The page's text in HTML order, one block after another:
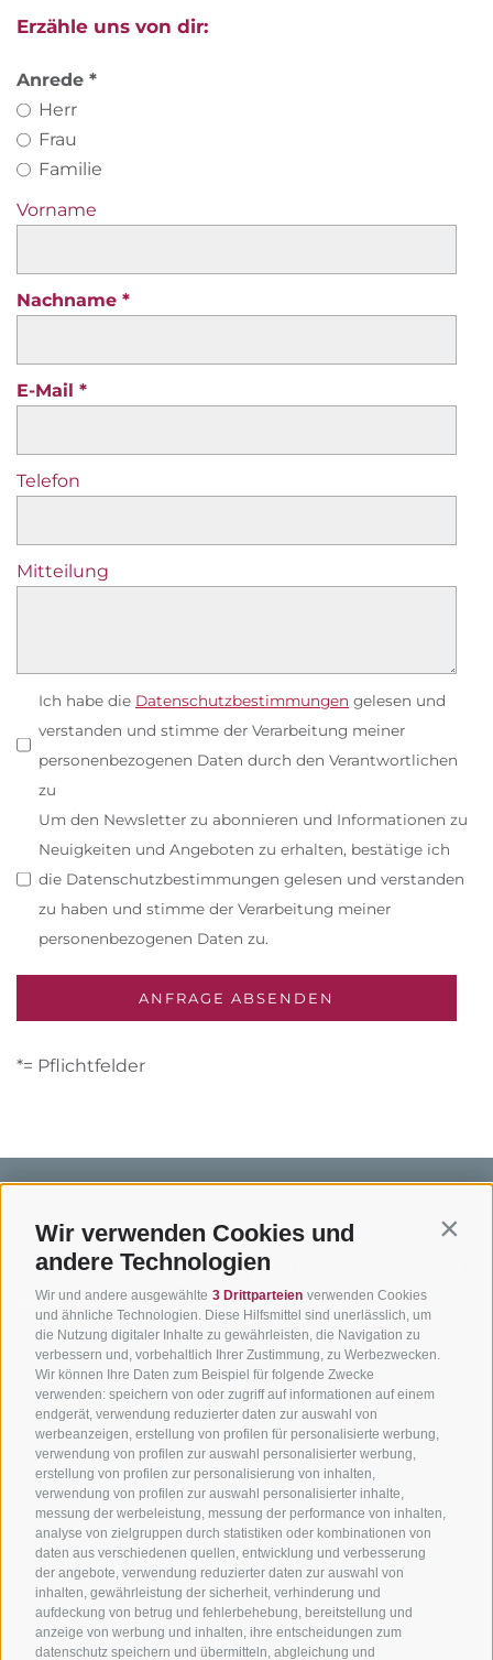
Wir verwenden Cookies und
andere Technologien
Wir und andere ausgewählte 3 Drittparteien verwenden Cookies
und ähnliche Technologien. Diese Hilfsmittel sind unerlässlich, um
die Nutzung digitaler Inhalte zu gewährleisten, die Navigation zu
verbessern und, vorbehaltlich Ihrer Zustimmung, zu Werbezwecken.
Wir können Ihre Daten zum Beispiel für folgende Zwecke
verwenden: speichern von oder zugriff auf informationen auf einem
endgerät, verwendung reduzierter daten zur auswahl von
werbeanzeigen, erstellung von profilen für personalisierte werbung,
verwendung von profilen zur auswahl personalisierter werbung,
erstellung von profilen zur personalisierung von inhalten,
verwendung von profilen zur auswahl personalisierter inhalte,
messung der werbeleistung, messung der performance von inhalten,
analyse von zielgruppen durch statistiken oder kombinationen von
daten aus verschiedenen quellen, entwicklung und verbesserung
der angebote, verwendung reduzierter daten zur auswahl von
inhalten, gewährleistung der sicherheit, verhinderung und
aufdeckung von betrug und fehlerbehebung, bereitstellung und
anzeige von werbung und inhalten, ihre entscheidungen zum
datenschutz speichern und übermitteln, abgleichung und
Erzähle uns von dir:
Anrede
Herr
Frau
Familie
Vorname
Nachname
E-Mail
Telefon
Mitteilung
Ich habe die Datenschutzbestimmungen gelesen und
verstanden und stimme der Verarbeitung meiner
personenbezogenen Daten durch den Verantwortlichen
zu
Um den Newsletter zu abonnieren und Informationen zu
Neuigkeiten und Angeboten zu erhalten, bestätige ich
die Datenschutzbestimmungen gelesen und verstanden
zu haben und stimme der Verarbeitung meiner
personenbezogenen Daten zu.
*= Pflichtfelder
BIKEHOTELS
SÜDTIROL
Hotels & Pakete
Urlaubspakete
Unsere Gutscheine
Hot Deals
Bike & Work
BIKEN IN
SÜDTIROL
Mountainbiken in
Südtirol
Rennradfahren in
Südtirol
Radwege in Südtirol
Bikeshops & Verleihe
Bike-Schulen
Tourenzentrale
Kontakt
Anreise
Zum